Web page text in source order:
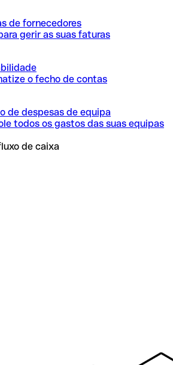
de fornecedores
gerir as suas faturas
o fecho de contas
de despesas de equipa
todos os gastos das suas equipas
de caixa